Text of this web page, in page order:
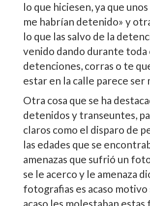
lo que hiciesen, ya que
me habrí­an detenido» y
lo que las salvo de la
venido dando durante toda
detenciones, corras o te
estar en la calle parece
Otra cosa que se ha
detenidos y transeuntes,
claros como el disparo de
las edades que se
amenazas que sufrió un
se le acerco y le amenaza
fotografias es acaso
acaso les molestaban